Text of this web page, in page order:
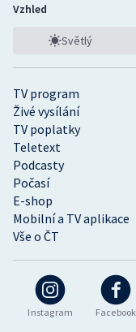
Instagram Facebook
TV program
Živé vysílání
TV poplatky
Teletext
Podcasty
Počasí
E-shop
Mobilní a TV aplikace
Vše o ČT
Vzhled
Světlý